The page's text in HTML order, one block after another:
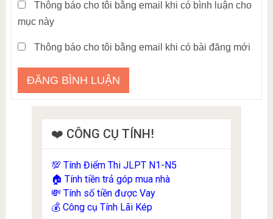
Thông báo cho tôi bằng email khi có bình luận cho
mục này
Thông báo cho tôi bằng email khi có bài đăng mới
❤️ CÔNG CỤ TÍNH!
💯 Tính Điểm Thi JLPT N1-N5
🏠 Tính tiền trả góp mua nhà
💸 Tính số tiền được Vay
💰 Công cụ Tính Lãi Kép